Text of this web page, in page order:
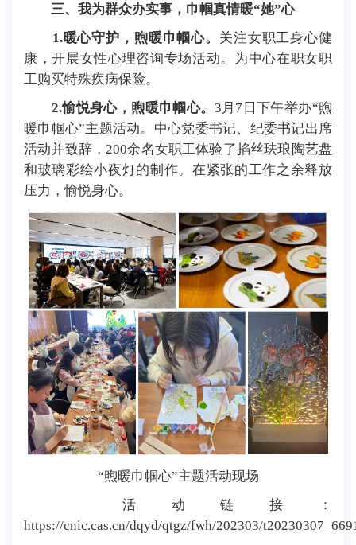
三、我为群众办实事，巾帼真情暖“她”心
1.暖心守护，煦暖巾帼心。 关注女职工身心健
康，开展女性心理咨询专场活动。为中心在职女职
工购买特殊疾病保险。
2.愉悦身心，煦暖巾帼心。 3月7日下午举办“煦
暖巾帼心”主题活动。中心党委书记、纪委书记出席
活动并致辞，200余名女职工体验了掐丝珐琅陶艺盘
和玻璃彩绘小夜灯的制作。在紧张的工作之余释放
压力，愉悦身心。
“煦暖巾帼心”主题活动现场
活动链接：
https://cnic.cas.cn/dqyd/qtgz/fwh/202303/